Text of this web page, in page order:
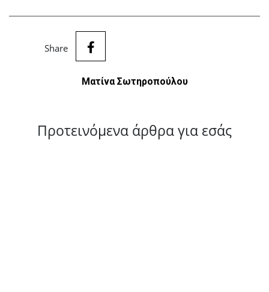
Share
Ματίνα Σωτηροπούλου
Προτεινόμενα άρθρα για εσάς